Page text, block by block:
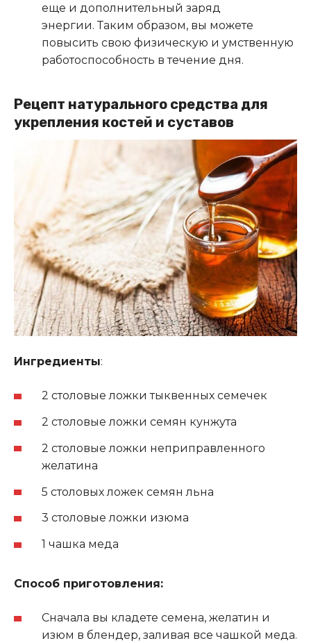
еще и дополнительный заряд
энергии. Таким образом, вы можете
повысить свою физическую и умственную
работоспособность в течение дня.
Рецепт натурального средства для
укрепления костей и суставов
Ингредиенты:
2 столовые ложки тыквенных семечек
2 столовые ложки семян кунжута
2 столовые ложки неприправленного
желатина
5 столовых ложек семян льна
3 столовые ложки изюма
1 чашка меда
Способ приготовления:
Сначала вы кладете семена, желатин и
изюм в блендер, заливая все чашкой меда.